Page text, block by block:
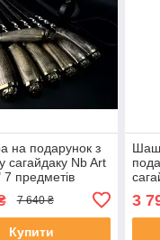
на подарунок з
сагайдаку Nb Art
7 предметів
7 640 ₴
Купити
3